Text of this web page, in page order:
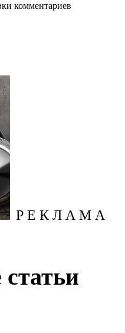
комментариев
Р Е К Л А М А